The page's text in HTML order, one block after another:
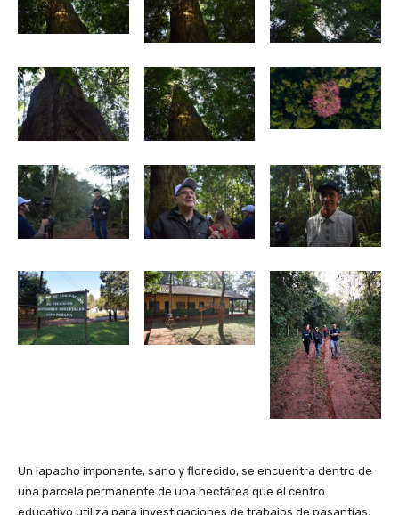
Un lapacho imponente, sano y florecido, se encuentra dentro de
una parcela permanente de una hectárea que el centro
educativo utiliza para investigaciones de trabajos de pasantías,